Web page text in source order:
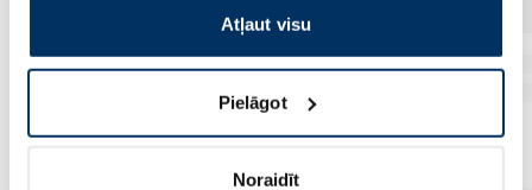
Atļaut visu
Pielāgot
Noraidīt